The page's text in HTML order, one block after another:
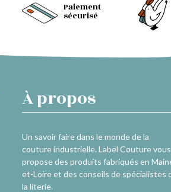
Paiement
sécurisé
À propos
Un savoir faire dans le monde de la
couture industrielle. Label Couture vous
propose des produits fabriqués en
et-Loire et des conseils de spécialistes
la literie.